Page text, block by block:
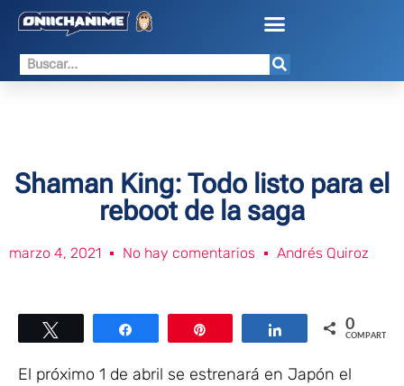
Shaman King: Todo listo para el
reboot de la saga
marzo 4, 2021 No hay comentarios Andrés Quiroz
Compartir Compartir0
COMPARTIR
El próximo 1 de abril se estrenará en Japón el